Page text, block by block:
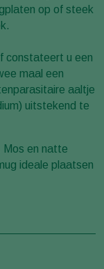
op of steek
constateert u een
maal een
aaltje
uitstekend te
Mos en natte
ideale plaatsen